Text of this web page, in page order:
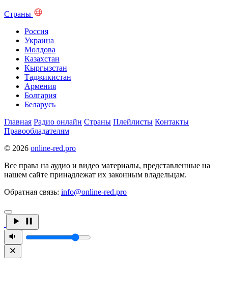
Страны
Россия
Украина
Молдова
Казахстан
Кыргызстан
Таджикистан
Армения
Болгария
Беларусь
Главная Радио онлайн Страны Плейлисты Контакты
Правообладателям
© 2026 online-red.pro
Все права на аудио и видео материалы, представленные на
нашем сайте принадлежат их законным владельцам.
Обратная связь: info@online-red.pro